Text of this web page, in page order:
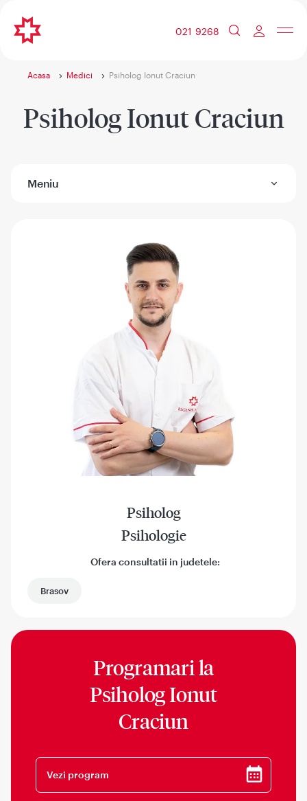
021 9268
Acasa Medici Psiholog Ionut Craciun
Psiholog Ionut Craciun
Meniu
Psiholog
Psihologie
Ofera consultatii in judetele:
Brasov
Programari la
Psiholog Ionut
Craciun
Vezi program